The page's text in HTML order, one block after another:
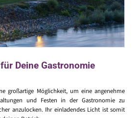
Deine Gastronomie
großartige Möglichkeit, um eine angenehme
und Festen in der Gastronomie zu
anzulocken. Ihr einladendes Licht ist somit